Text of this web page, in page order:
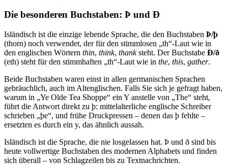
Die besonderen Buchstaben: Þ und Ð
Isländisch ist die einzige lebende Sprache, die den Buchstaben Þ/þ
(thorn) noch verwendet, der für den stimmlosen „th“-Laut wie in
den englischen Wörtern thin, think, thanksteht. Der Buchstabe Ð/ð
(eth) steht für den stimmhaften „th“-Laut wie in the, this, gather.
Beide Buchstaben waren einst in allen germanischen Sprachen
gebräuchlich, auch im Altenglischen. Falls Sie sich je gefragt haben,
warum in „Ye Olde Tea Shoppe“ ein Y anstelle von „The“ steht,
führt die Antwort direkt zu þ: mittelalterliche englische Schreiber
schrieben „þe“, und frühe Druckpressen – denen das þ fehlte –
ersetzten es durch ein y, das ähnlich aussah.
Isländisch ist die Sprache, die nie losgelassen hat. Þ und ð sind bis
heute vollwertige Buchstaben des modernen Alphabets und finden
sich überall – von Schlagzeilen bis zu Textnachrichten.